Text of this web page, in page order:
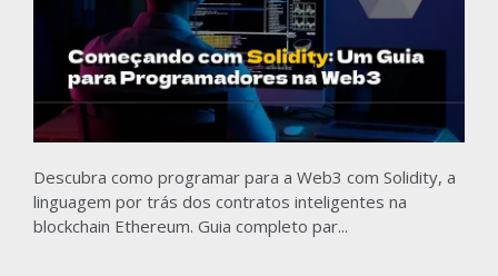
Descubra como programar para a Web3 com Solidity, a
linguagem por trás dos contratos inteligentes na
blockchain Ethereum. Guia completo par...